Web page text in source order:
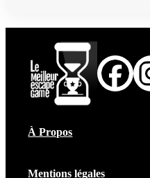
À Propos
Mentions légales